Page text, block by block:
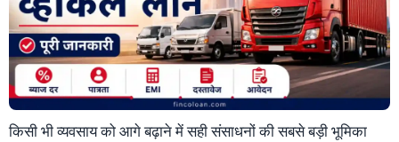
किसी भी व्यवसाय को आगे बढ़ाने में सही संसाधनों की सबसे बड़ी भूमिका